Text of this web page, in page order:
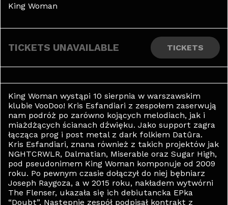
King Woman
TICKETS UNAVAILABLE TICKETS
King Woman wystąpi 10 sierpnia w warszawskim
klubie VooDoo! Kris Esfandiari z zespołem zaserwują
nam podróż po zarówno kojących melodiach, jak i
miażdżących ścianach dźwięku. Jako support zagra
łącząca prog i post metal z dark folkiem Datûra.
Kris Esfandiari, znana również z takich projektów jak
NGHTCRWLR, Dalmatian, Miserable oraz Sugar High,
pod pseudonimem King Woman komponuje od 2009
roku. Po pewnym czasie dołączył do niej bębniarz
Joseph Raygoza, a w 2015 roku, nakładem wytwórni
The Flenser, ukazała się ich debiutancka EPka
“Doubt”. Następnie zespół podpisał kontrakt z